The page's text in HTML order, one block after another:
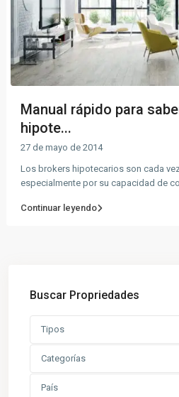
Manual rápido para
hipote...
27 de mayo de 2014
Los brokers hipotecarios son cada
especialmente por su capacidad de
Continuar leyendo
Buscar Propriedades
Tipos
Categorías
País